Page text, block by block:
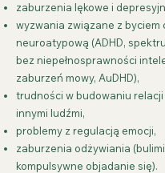
zaburzenia lękowe i
wyzwania związane z byciem
neuroatypową (ADHD,
bez niepełnosprawności
zaburzeń mowy, AuDHD),
trudności w budowaniu relacji
innymi ludźmi,
problemy z regulacją emocji,
zaburzenia odżywiania
kompulsywne objadanie się).